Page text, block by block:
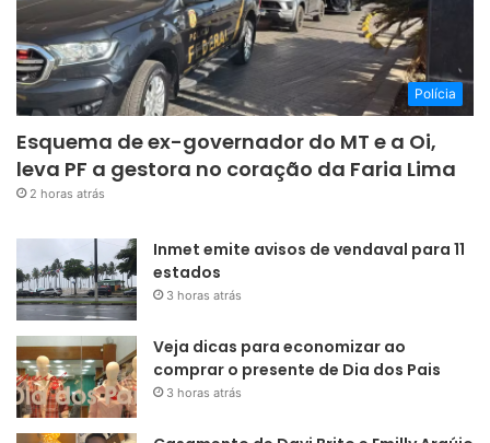
Polícia
Esquema de ex-governador do MT e a Oi,
leva PF a gestora no coração da Faria Lima
2 horas atrás
Inmet emite avisos de vendaval para 11
estados
3 horas atrás
Veja dicas para economizar ao
comprar o presente de Dia dos Pais
3 horas atrás